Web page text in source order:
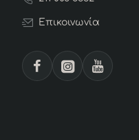
Επικοινωνία